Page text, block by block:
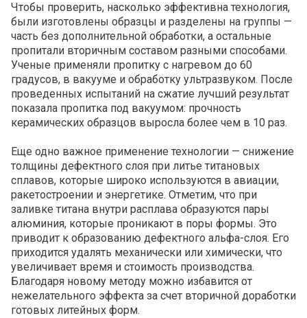
Чтобы проверить, насколько эффективна технология,
были изготовлены образцы и разделены на группы —
часть без дополнительной обработки, а остальные
пропитали вторичным составом разными способами.
Ученые применяли пропитку с нагревом до 60
градусов, в вакууме и обработку ультразвуком. После
проведенных испытаний на сжатие лучший результат
показала пропитка под вакуумом: прочность
керамических образцов выросла более чем в 10 раз.
Еще одно важное применение технологии — снижение
толщины дефектного слоя при литье титановых
сплавов, которые широко используются в авиации,
ракетостроении и энергетике. Отметим, что при
заливке титана внутри расплава образуются пары
алюминия, которые проникают в поры формы. Это
приводит к образованию дефектного альфа-слоя. Его
приходится удалять механически или химически, что
увеличивает время и стоимость производства.
Благодаря новому методу можно избавится от
нежелательного эффекта за счет вторичной доработки
готовых литейных форм.